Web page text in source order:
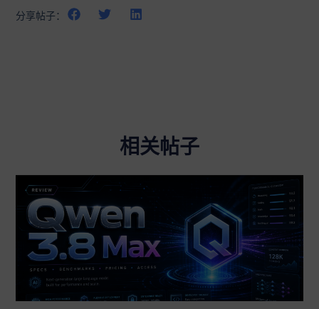
分享帖子：
相关帖子